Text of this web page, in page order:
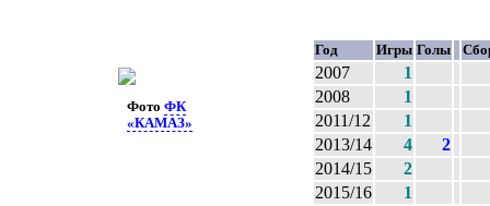
ФотоФК
«КАМАЗ»
Год Игры Голы
2007
1
2008
1
2011/12
1
2013/14
4
2
2014/15
2
2015/16
1